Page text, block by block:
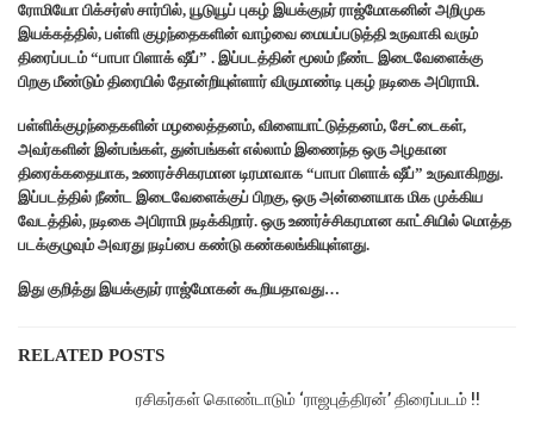
ரோமியோ பிக்சர்ஸ் சார்பில், யூடுயூப் புகழ் இயக்குநர் ராஜ்மோகனின் அறிமுக
இயக்கத்தில், பள்ளி குழந்தைகளின் வாழ்வை மையப்படுத்தி உருவாகி வரும்
திரைப்படம் “பாபா பிளாக்‌ ஷீப்” . இப்படத்தின் மூலம் நீண்ட இடைவேளைக்கு
பிறகு மீண்டும் திரையில் தோன்றியுள்ளார் விருமாண்டி புகழ் நடிகை அபிராமி.
பள்ளிக்குழந்தைகளின் மழலைத்தனம், விளையாட்டுத்தனம், சேட்டைகள்,
அவர்களின் இன்பங்கள், துன்பங்கள் எல்லாம் இணைந்த ஒரு அழகான
திரைக்கதையாக, உணரச்சிகரமான டிரமாவாக “பாபா பிளாக்‌ ஷீப்” உருவாகிறது.
இப்படத்தில் நீண்ட இடைவேளைக்குப் பிறகு, ஒரு அன்னையாக மிக முக்கிய
வேடத்தில், நடிகை அபிராமி நடிக்கிறார். ஒரு உணர்ச்சிகரமான காட்சியில் மொத்த
படக்குழுவும் அவரது நடிப்பை கண்டு கண்கலங்கியுள்ளது.
இது குறித்து இயக்குநர் ராஜ்மோகன் கூறியதாவது…
RELATED POSTS
ரசிகர்கள் கொண்டாடும் ‘ராஜபுத்திரன்’ திரைப்படம் !!